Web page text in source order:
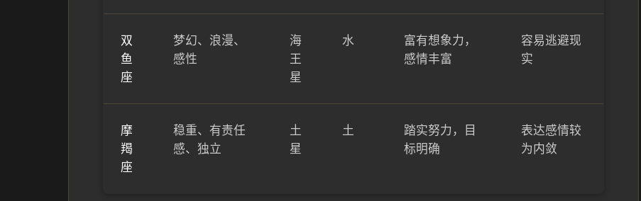
双
鱼
座
梦幻、浪漫、
感性
海
王
星
水
富有想象力，
感情丰富
容易逃避现
实
摩
羯
座
稳重、有责任
感、独立
土
星
土
踏实努力，目
标明确
表达感情较
为内敛